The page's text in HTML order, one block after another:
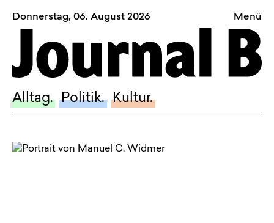
Donnerstag, 06. August 2026
Alltag. Politik. Kultur.
Menü
Sagt, was Bern bewegt
Alltag.
Politik.
Kultur.
Blog.